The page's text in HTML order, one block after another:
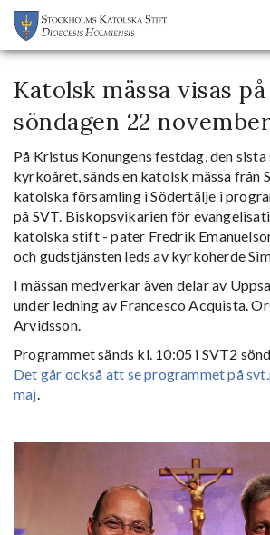
Katolsk mässa visas
söndagen 22 november
På Kristus Konungens festdag, den
kyrkoåret, sänds en katolsk mässa från
katolska församling i Södertälje i
på SVT. Biskopsvikarien för
katolska stift - pater Fredrik
och gudstjänsten leds av kyrkoherde
I mässan medverkar även delar av
under ledning av Francesco Acquista.
Arvidsson.
Programmet sänds kl. 10:05 i SVT2
Det går också att se programmet på
maj.